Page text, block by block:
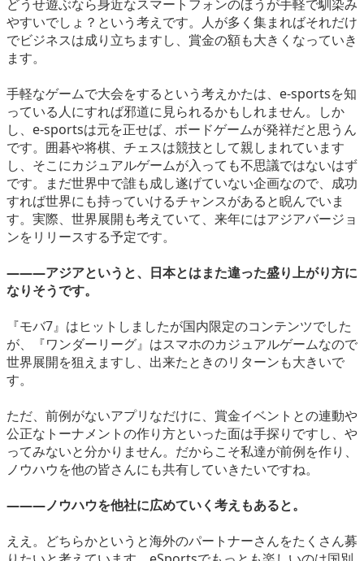
どうせ遊ぶなら身近なスマートフォンのほうが手軽で馴染み
やすいでしょ？という考えです。人が多く集まればそれだけ
でビジネスは成り立ちますし、賞金の額も大きくなっていき
ます。
手軽なゲームで大会をするという考えかたは、e-sportsを知
っている人にすれば邪道に見られるかもしれません。しか
し、e-sportsは元を正せば、ボードゲームが発祥だと思うん
です。囲碁や将棋、チェスは競技として親しまれています
し、そこにカジュアルゲームが入っても不思議ではないはず
です。まだ世界中で誰も成し遂げていない企画なので、成功
すれば世界にも持っていけるチャンスがあると睨んでいま
す。実際、世界展開も考えていて、来年にはアジアバージョ
ンをリリースする予定です。
―――アジアというと、日本とはまた違った盛り上がり方に
なりそうです。
『モバ7』はヒットしましたが国内限定のコンテンツでした
が、『ワンダーリーグ』はスマホのカジュアルゲームなので
世界展開を狙えますし、出来たときのリターンも大きいで
す。
ただ、前例がないアプリなだけに、賞金イベントとの連動や
公正なトーナメントの作り方といった面は手探りですし、や
ってみないと分かりません。だからこそ私達が前例を作り、
ノウハウを他の皆さんにも共有していきたいですね。
―――ノウハウを他社に広めていく考えもあると。
ええ。どちらかというと海外のパートナーさんをたくさん募